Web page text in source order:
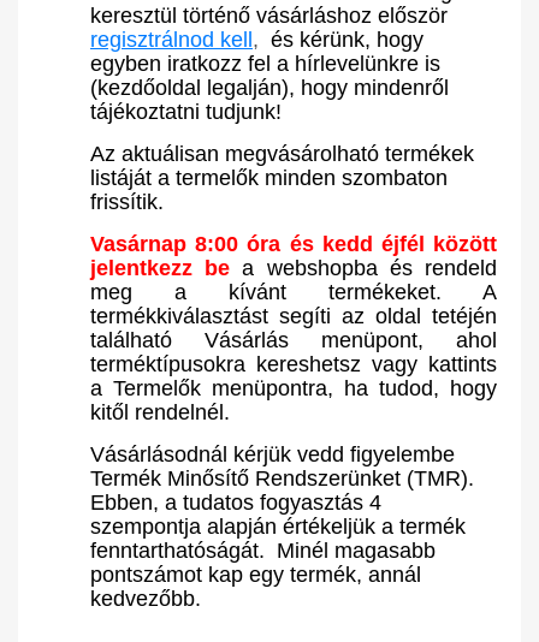
keresztül történő vásárláshoz először
regisztrálnod kell , és kérünk, hogy
egyben iratkozz fel a hírlevelünkre is
(kezdőoldal legalján), hogy mindenről
tájékoztatni tudjunk!
Az aktuálisan megvásárolható termékek
listáját a termelők minden szombaton
frissítik.
Vasárnap 8:00 óra és kedd éjfél között
jelentkezz be a webshopba és rendeld
meg a kívánt termékeket. A
termékkiválasztást segíti az oldal tetéjén
található Vásárlás menüpont, ahol
terméktípusokra kereshetsz vagy kattints
a Termelők menüpontra, ha tudod, hogy
kitől rendelnél.
Vásárlásodnál kérjük vedd figyelembe
Termék Minősítő Rendszerünket (TMR).
Ebben, a tudatos fogyasztás 4
szempontja alapján értékeljük a termék
fenntarthatóságát. Minél magasabb
pontszámot kap egy termék, annál
kedvezőbb.